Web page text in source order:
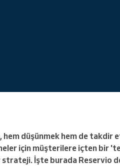
hem düşünmek hem de
için müşterilere içten bir
strateji. İşte burada Reservio